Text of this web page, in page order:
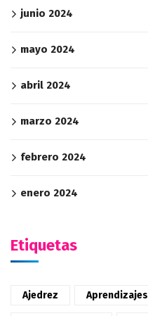
junio 2024
mayo 2024
abril 2024
marzo 2024
febrero 2024
enero 2024
Etiquetas
Ajedrez Aprendizajes